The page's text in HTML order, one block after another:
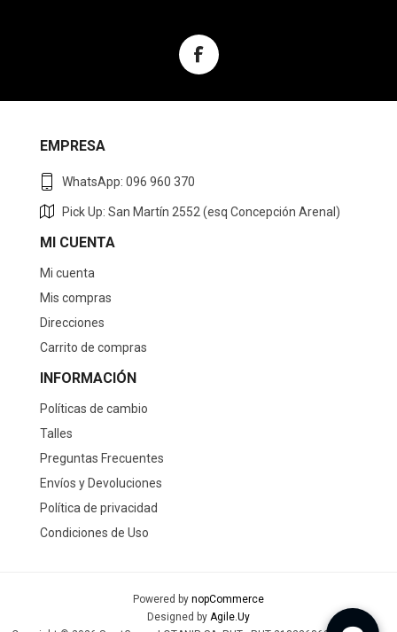
EMPRESA
WhatsApp: 096 960 370
Pick Up: San Martín 2552 (esq Concepción Arenal)
MI CUENTA
Mi cuenta
Mis compras
Direcciones
Carrito de compras
INFORMACIÓN
Políticas de cambio
Talles
Preguntas Frecuentes
Envíos y Devoluciones
Política de privacidad
Condiciones de Uso
Powered by nopCommerce
Designed by Agile.Uy